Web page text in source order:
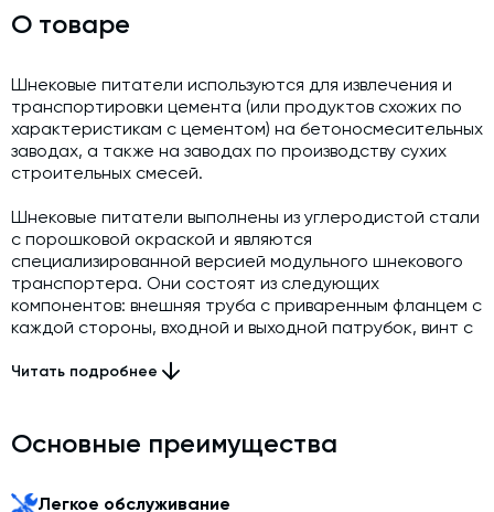
О товаре
Шнековые питатели используются для извлечения и
транспортировки цемента (или продуктов схожих по
характеристикам с цементом) на бетоносмесительных
заводах, а также на заводах по производству сухих
строительных смесей.
Шнековые питатели выполнены из углеродистой стали
с порошковой окраской и являются
специализированной версией модульного шнекового
транспортера. Они состоят из следующих
компонентов: внешняя труба с приваренным фланцем с
каждой стороны, входной и выходной патрубок, винт с
комплекте с уплотнениями вала (одна из концевых
шнекового питателя. Шнековые
питатели поставляются в сборе с приводом,
Читать подробнее
Основные преимущества
Легкое обслуживание